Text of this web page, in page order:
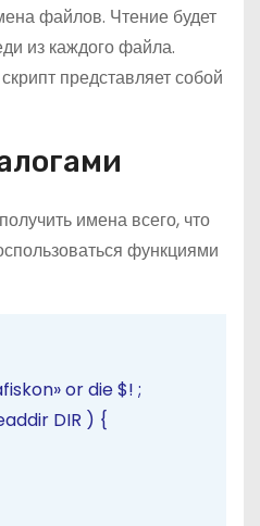
файлов. Чтение будет
из каждого файла.
представляет собой
имена всего, что
функциями
ordie$! ;
DIR ) {